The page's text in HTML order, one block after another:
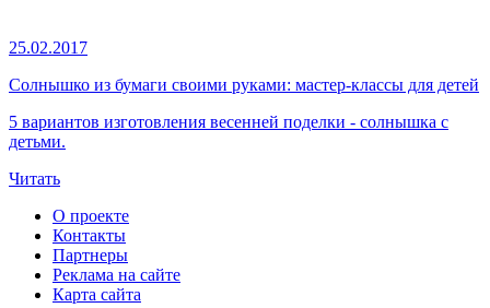
25.02.2017
Солнышко из бумаги своими руками: мастер-классы для детей
5 вариантов изготовления весенней поделки - солнышка с
детьми.
Читать
О проекте
Контакты
Партнеры
Реклама на сайте
Карта сайта